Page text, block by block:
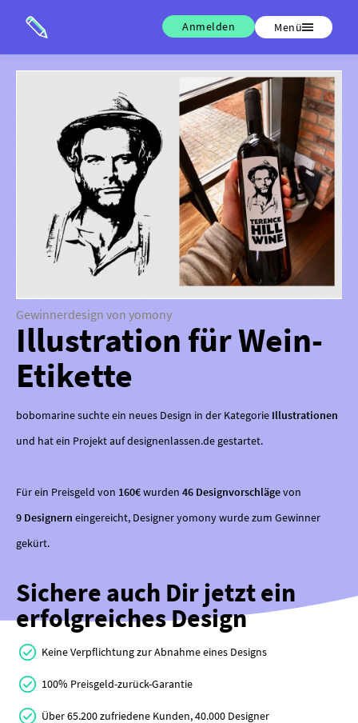
Anmelden Menü
Gewinnerdesign von yomony
Illustration für Wein-
Etikette
bobomarine suchte ein neues Design in der Kategorie Illustrationen
und hat ein Projekt auf designenlassen.de gestartet.
Für ein Preisgeld von 160€wurden 46 Designvorschlägevon
9 Designern eingereicht, Designer yomony wurde zum Gewinner
gekürt.
Sichere auch Dir jetzt ein
erfolgreiches Design
Keine Verpflichtung zur Abnahme eines Designs
100% Preisgeld-zurück-Garantie
Über 65.200 zufriedene Kunden, 40.000 Designer